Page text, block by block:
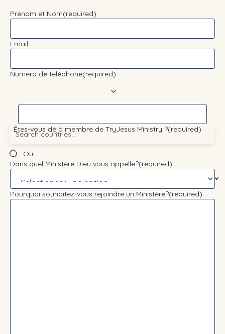
Prénom et Nom(required)
Email
Numéro de téléphone(required)
Êtes-vous déjà membre de TryJesus Ministry ?(required)
Oui
Dans quel Ministère Dieu vous appelle?(required)
Pourquoi souhaitez-vous rejoindre un Ministère?(required)